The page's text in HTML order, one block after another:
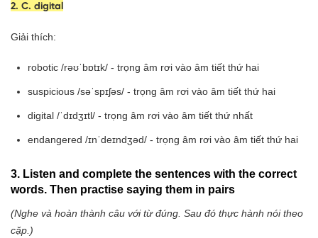
2. C. digital
Giải thích:
robotic /rəʊˈbɒtɪk/ - trọng âm rơi vào âm tiết thứ hai
suspicious /səˈspɪʃəs/ - trọng âm rơi vào âm tiết thứ hai
digital /ˈdɪdʒɪtl/ - trọng âm rơi vào âm tiết thứ nhất
endangered /ɪnˈdeɪndʒəd/ - trọng âm rơi vào âm tiết thứ hai
3. Listen and complete the sentences with the correct
words. Then practise saying them in pairs
(Nghe và hoàn thành câu với từ đúng. Sau đó thực hành nói theo
cặp.)